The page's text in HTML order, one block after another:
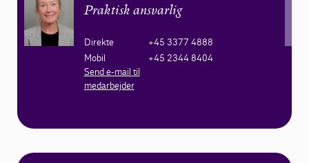
Praktisk ansvarlig
Direkte
+45 3377 4888
Mobil
+45 2344 8404
Send e-mail til
medarbejder